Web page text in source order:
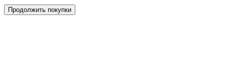
Продолжить покупки